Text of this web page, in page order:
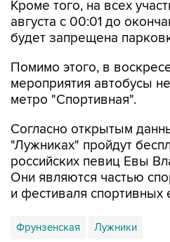
Кроме того, на всех
августа с 00:01 до
будет запрещена
Помимо этого, в
мероприятия автобусы
метро "Спортивная".
Согласно открытым
"Лужниках" пройдут
российских певиц Евы
Они являются частью
и фестиваля спортивных
Фрунзенская Лужники